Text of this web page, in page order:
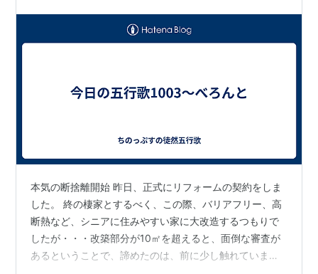
本気の断捨離開始 昨日、正式にリフォームの契約をしま
した。 終の棲家とするべく、この際、バリアフリー、高
断熱など、シニアに住みやすい家に大改造するつもりで
したが・・・改築部分が10㎡を超えると、面倒な審査が
あるということで、諦めたのは、前に少し触れていまし